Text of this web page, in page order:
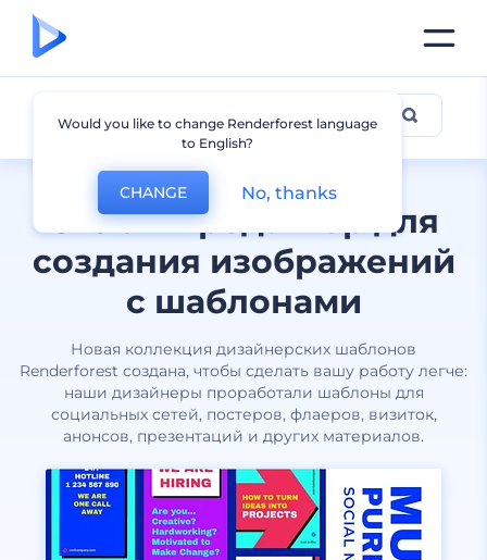
Онлайн-редактор для
создания изображений
с шаблонами
Новая коллекция дизайнерских шаблонов
Renderforest создана, чтобы сделать вашу работу легче:
наши дизайнеры проработали шаблоны для
социальных сетей, постеров, флаеров, визиток,
анонсов, презентаций и других материалов.
Все дизайны
Would you like to change Renderforest language
to English?
CHANGE No, thanks